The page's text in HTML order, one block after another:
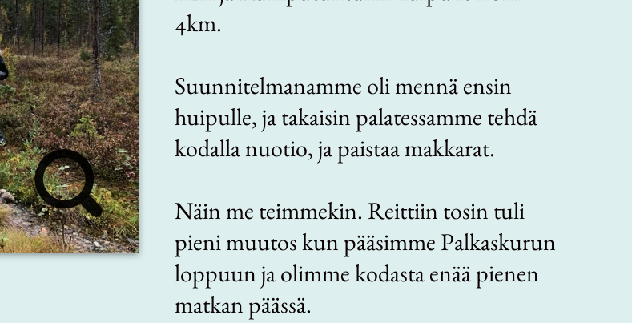
4km.
Suunnitelmanamme oli mennä ensin
huipulle, ja takaisin palatessamme tehdä
kodalla nuotio, ja paistaa makkarat.
Näin me teimmekin. Reittiin tosin tuli
pieni muutos kun pääsimme Palkaskurun
loppuun ja olimme kodasta enää pienen
matkan päässä.